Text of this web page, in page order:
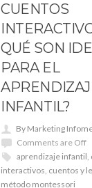
CUENTOS
QUÉ SON
PARA EL
INFANTIL?
By Marketing
Comments are Off
aprendizaje infantil,
interactivos, cuentos y
método montessori